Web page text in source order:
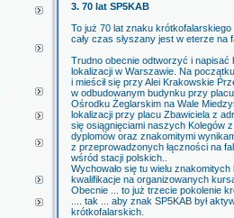
3. 70 lat SP5KAB
To już 70 lat znaku
cały czas słyszany jest w eterze
Trudno obecnie odtworzyć i napisać
lokalizacji w Warszawie. Na
i mieścił się przy Alei Krakowskie
w odbudowanym budynku przy
Ośrodku Żeglarskim na Wale
lokalizacji przy placu Zbawiciela z
się osiągnięciami naszych Kolegów
dyplomów oraz znakomitymi
z przeprowadzonych łączności na
wśród stacji polskich..
Wychowało się tu wielu
kwalifikacje na organizowanych
Obecnie ... to już trzecie pokolenie
.... tak ... aby znak SP5KAB był
krótkofalarskich.